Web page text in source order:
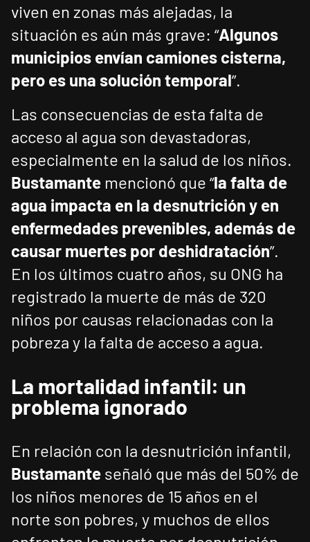
viven en zonas más alejadas, la
situación es aún más grave: “Algunos
municipios envían camiones cisterna,
pero es una solución temporal”.
Las consecuencias de esta falta de
acceso al agua son devastadoras,
especialmente en la salud de los niños.
Bustamante mencionó que “la falta de
agua impacta en la desnutrición y en
enfermedades prevenibles, además de
causar muertes por deshidratación”.
En los últimos cuatro años, su ONG ha
registrado la muerte de más de 320
niños por causas relacionadas con la
pobreza y la falta de acceso a agua.
La mortalidad infantil: un
problema ignorado
En relación con la desnutrición infantil,
Bustamante señaló que más del 50% de
los niños menores de 15 años en el
norte son pobres, y muchos de ellos